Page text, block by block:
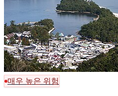
매우 높은 위험